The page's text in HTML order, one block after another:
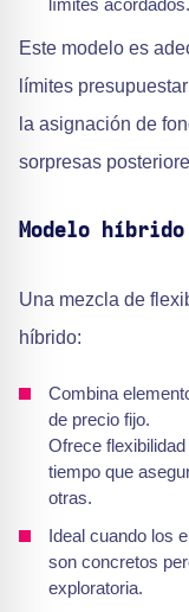
límites acordados.
Este modelo es
límites
la asignación de
sorpresas
Modelo híbrido
Una mezcla de
híbrido:
Combina
de precio fijo.
Ofrece
tiempo que
otras.
Ideal cuando los
son concretos
exploratoria.